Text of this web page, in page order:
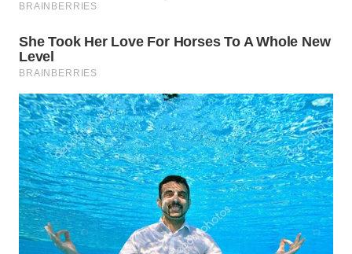
MANDALIKA
LIKUPANG
WN
LABUANBAJO
WN
BORNEO